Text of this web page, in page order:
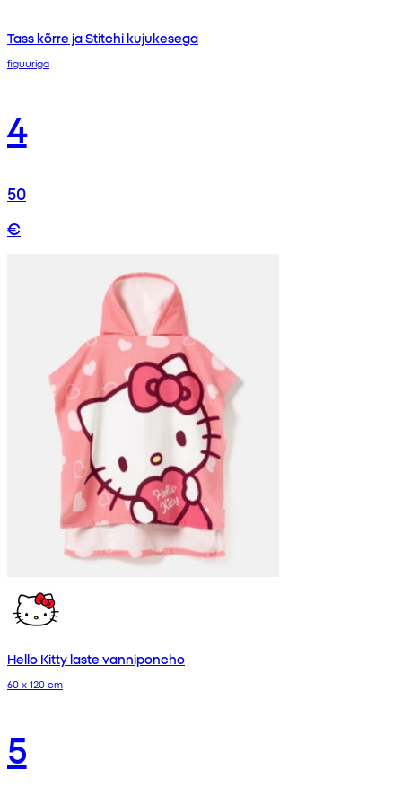
Tass kõrre ja Stitchi kujukesega
figuuriga
4
50
€
Hello Kitty laste vanniponcho
60 x 120 cm
5